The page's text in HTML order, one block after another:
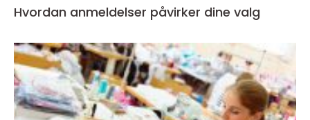
Hvordan anmeldelser påvirker dine valg